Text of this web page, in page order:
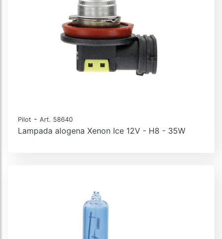
Pilot - Art. 58640
Lampada alogena Xenon Ice 12V - H8 - 35W